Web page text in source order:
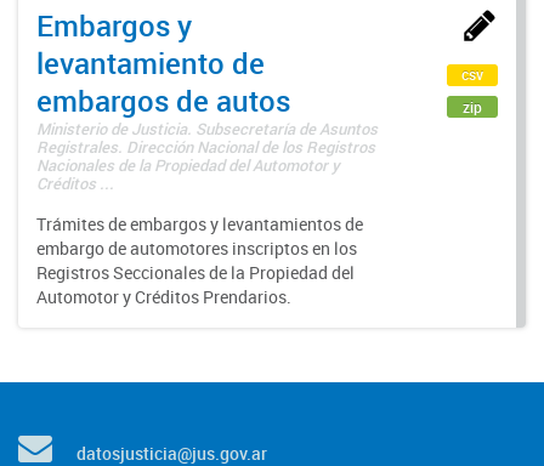
Embargos y
levantamiento de
embargos de autos
Ministerio de Justicia. Subsecretaría de Asuntos
Registrales. Dirección Nacional de los Registros
Nacionales de la Propiedad del Automotor y
Créditos ...
Trámites de embargos y levantamientos de
embargo de automotores inscriptos en los
Registros Seccionales de la Propiedad del
Automotor y Créditos Prendarios.
csv
zip
datosjusticia@jus.gov.ar